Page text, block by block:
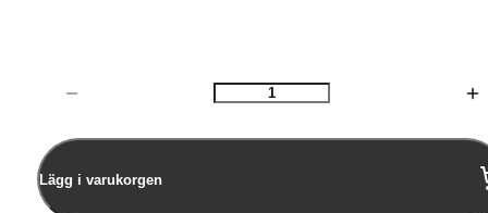
Antal
Lägg i varukorgen